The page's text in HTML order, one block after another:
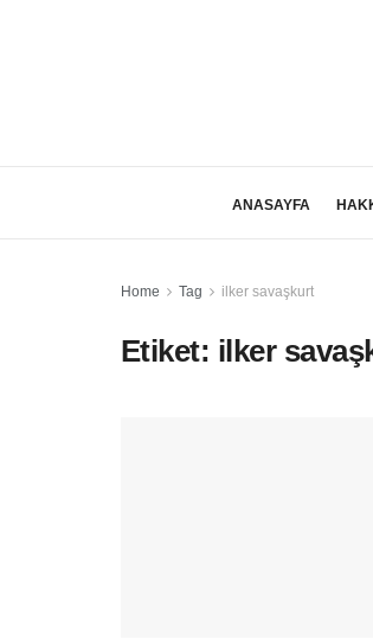
ANASAYFA
Home Tag ilker savaşkurt
Etiket: ilker